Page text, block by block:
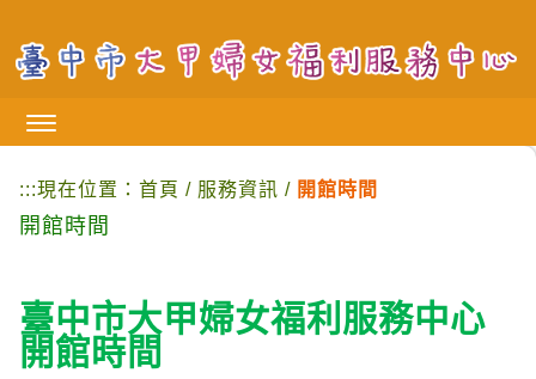
主
容
:::現在位置： 首頁 / 服務資訊 / 開館時間
開館時間
臺中市大甲婦女福利服務中心
開館時間